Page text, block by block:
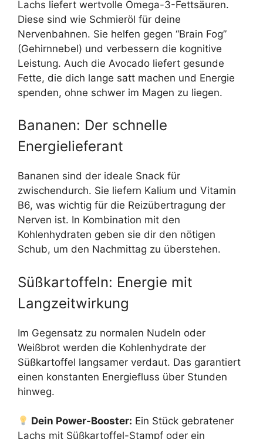
Lachs liefert wertvolle Omega-3-Fettsäuren.
Diese sind wie Schmieröl für deine
Nervenbahnen. Sie helfen gegen “Brain Fog”
(Gehirnnebel) und verbessern die kognitive
Leistung. Auch die Avocado liefert gesunde
Fette, die dich lange satt machen und Energie
spenden, ohne schwer im Magen zu liegen.
Bananen: Der schnelle
Energielieferant
Bananen sind der ideale Snack für
zwischendurch. Sie liefern Kalium und Vitamin
B6, was wichtig für die Reizübertragung der
Nerven ist. In Kombination mit den
Kohlenhydraten geben sie dir den nötigen
Schub, um den Nachmittag zu überstehen.
Süßkartoffeln: Energie mit
Langzeitwirkung
Im Gegensatz zu normalen Nudeln oder
Weißbrot werden die Kohlenhydrate der
Süßkartoffel langsamer verdaut. Das garantiert
einen konstanten Energiefluss über Stunden
hinweg.
Dein Power-Booster: Ein Stück gebratener
Lachs mit Süßkartoffel-Stampf oder ein